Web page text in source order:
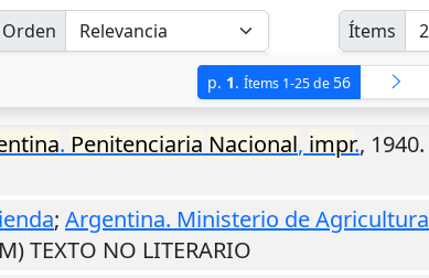
Orden Ítems
p. 1.Ítems 1-25 de 56
. Penitenciaria Nacional, impr., 1940.
; Argentina. Ministerio de Agricultura
TEXTO NO LITERARIO